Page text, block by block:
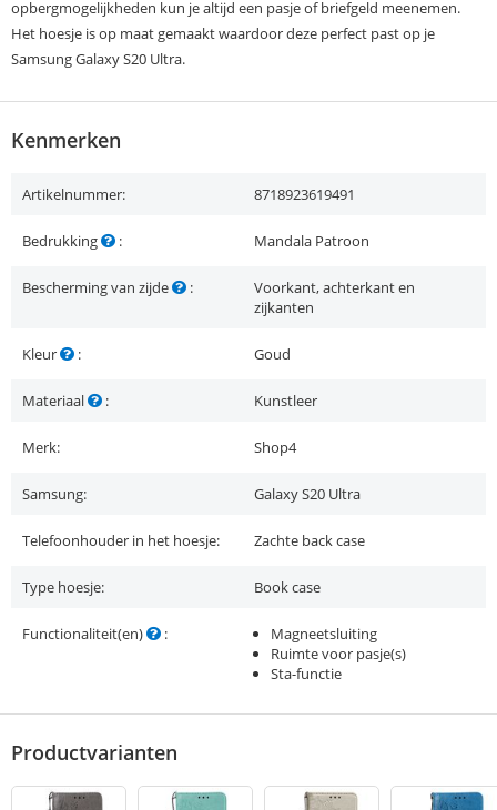
opbergmogelijkheden kun je altijd een pasje of briefgeld meenemen.
Het hoesje is op maat gemaakt waardoor deze perfect past op je
Samsung Galaxy S20 Ultra.
Kenmerken
Artikelnummer: 8718923619491
Bedrukking : Mandala Patroon
Bescherming van zijde :
Voorkant, achterkant en
zijkanten
Kleur : Goud
Materiaal : Kunstleer
Merk: Shop4
Samsung: Galaxy S20 Ultra
Telefoonhouder in het hoesje: Zachte back case
Type hoesje: Book case
Functionaliteit(en) :
Magneetsluiting
Ruimte voor pasje(s)
Sta-functie
Productvarianten